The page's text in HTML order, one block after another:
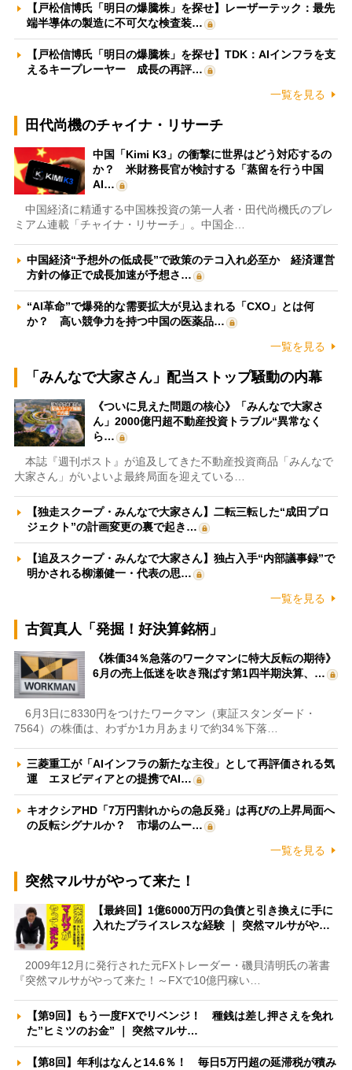
【戸松信博氏「明日の爆騰株」を探せ】レーザーテック：最先
端半導体の製造に不可欠な検査装…
【戸松信博氏「明日の爆騰株」を探せ】TDK：AIインフラを支
えるキープレーヤー 成長の再評…
一覧を見る
田代尚機のチャイナ・リサーチ
中国「Kimi K3」の衝撃に世界はどう対応するの
か？ 米財務長官が検討する「蒸留を行う中国
AI…
中国経済に精通する中国株投資の第一人者・田代尚機氏のプレ
ミアム連載「チャイナ・リサーチ」。中国企…
中国経済“予想外の低成長”で政策のテコ入れ必至か 経済運営
方針の修正で成長加速が予想さ…
“AI革命”で爆発的な需要拡大が見込まれる「CXO」とは何
か？ 高い競争力を持つ中国の医薬品…
一覧を見る
「みんなで大家さん」配当ストップ騒動の内幕
《ついに見えた問題の核心》「みんなで大家さ
ん」2000億円超不動産投資トラブル“異常なく
ら…
本誌『週刊ポスト』が追及してきた不動産投資商品「みんなで
大家さん」がいよいよ最終局面を迎えている…
【独走スクープ・みんなで大家さん】二転三転した“成田プロ
ジェクト”の計画変更の裏で起き…
【追及スクープ・みんなで大家さん】独占入手“内部議事録”で
明かされる柳瀬健一・代表の思…
一覧を見る
古賀真人「発掘！好決算銘柄」
《株価34％急落のワークマンに特大反転の期待》
6月の売上低迷を吹き飛ばす第1四半期決算、…
6月3日に8330円をつけたワークマン（東証スタンダード・
7564）の株価は、わずか1カ月あまりで約34％下落…
三菱重工が「AIインフラの新たな主役」として再評価される気
運 エヌビディアとの提携でAI…
キオクシアHD「7万円割れからの急反発」は再びの上昇局面へ
の反転シグナルか？ 市場のムー…
一覧を見る
突然マルサがやって来た！
【最終回】1億6000万円の負債と引き換えに手に
入れたプライスレスな経験 ｜ 突然マルサがや…
2009年12月に発行された元FXトレーダー・磯貝清明氏の著書
『突然マルサがやって来た！～FXで10億円稼い…
【第9回】もう一度FXでリベンジ！ 種銭は差し押さえを免れ
た”ヒミツのお金” ｜ 突然マルサ…
【第8回】年利はなんと14.6％！ 毎日5万円超の延滞税が積み